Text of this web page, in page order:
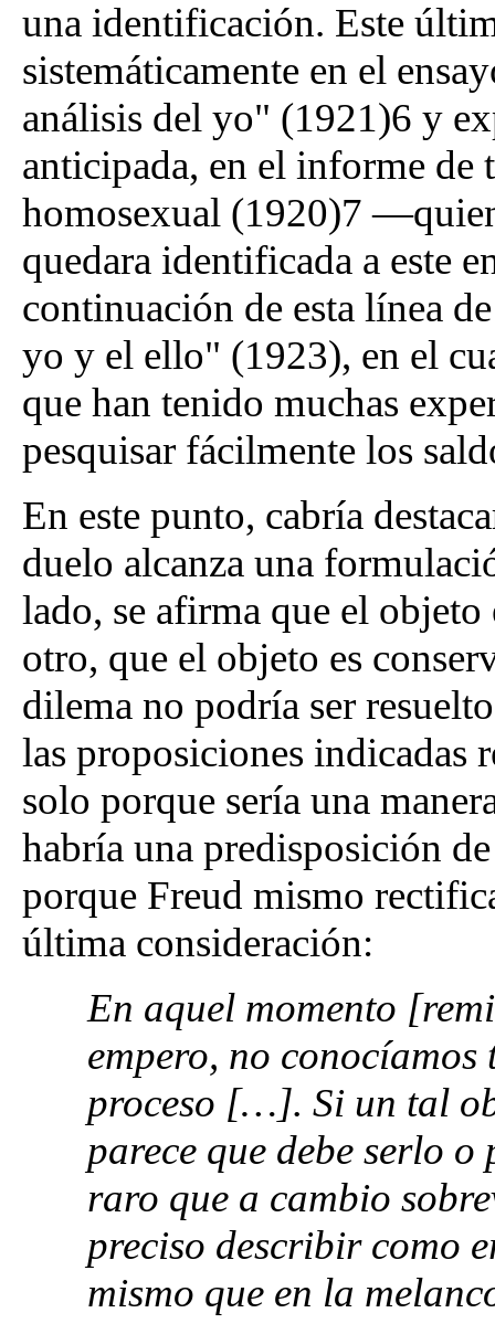
una identificación. Este
sistemáticamente en el
análisis del yo" (1921)6 y
anticipada, en el informe de
homosexual (1920)7
quedara identificada a este
continuación de esta línea
yo y el ello" (1923), en el
que han tenido muchas
pesquisar fácilmente los
En este punto, cabría
duelo alcanza una
lado, se afirma que el
otro, que el objeto es
dilema no podría ser
las proposiciones indicadas
solo porque sería una
habría una predisposición
porque Freud mismo
última consideración:
En aquel momento
empero, no
proceso […]. Si un tal
parece que debe serlo
raro que a cambio
preciso describir como
mismo que en la